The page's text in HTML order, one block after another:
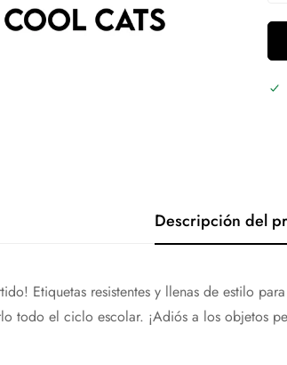
Descripción del
Etiquetas resistentes y llenas de estilo
todo el ciclo escolar. ¡Adiós a los objetos